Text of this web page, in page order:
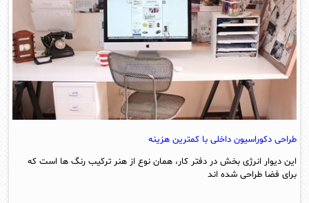
طراحی دکوراسیون داخلی با کمترین هزینه
این دیوار انرژی بخش در دفتر کار، همان نوع از هنر ترکیب رنگ ها است که
برای فضا طراحی شده اند